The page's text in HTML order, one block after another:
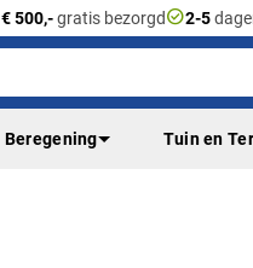
€ 500,-gratis bezorgdcheck_circle2-5
Beregening Tuin en